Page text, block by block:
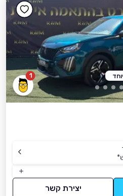
1
*
יצירת קשר